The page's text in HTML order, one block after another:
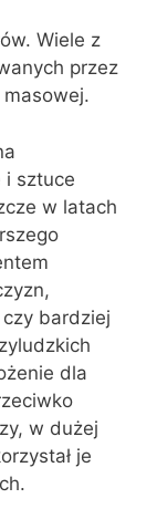
Wiele z
przez
masowej.
i sztuce
w latach
bardziej
dla
w dużej
je